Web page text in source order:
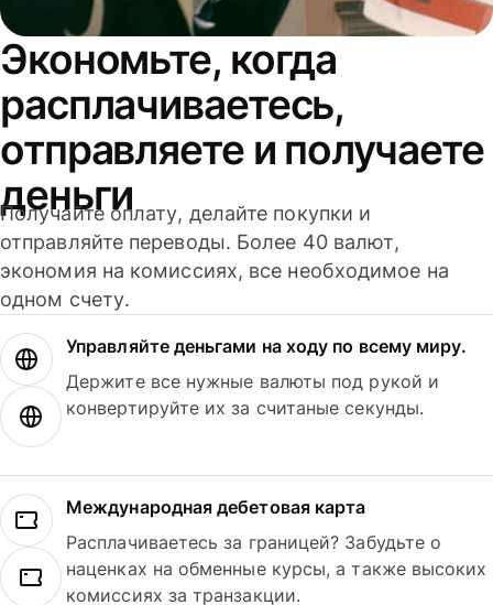
Экономьте, когда
расплачиваетесь,
отправляете и получаете
деньги
Получайте оплату, делайте покупки и
отправляйте переводы. Более 40 валют,
экономия на комиссиях, все необходимое на
одном счету.
Управляйте деньгами на ходу по всему миру.
Держите все нужные валюты под рукой и
конвертируйте их за считаные секунды.
Международная дебетовая карта
Расплачиваетесь за границей? Забудьте о
наценках на обменные курсы, а также высоких
комиссиях за транзакции.